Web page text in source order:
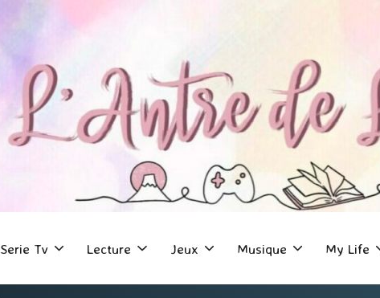
Serie Tv Lecture Jeux Musique My Life